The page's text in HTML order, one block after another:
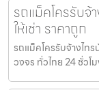
รถแม็คโครรับจ้
ให้เช่า ราคาถูก
รถแม็คโครรับจ้างไท
วงจร ทั่วไทย 24 ชั่วโ